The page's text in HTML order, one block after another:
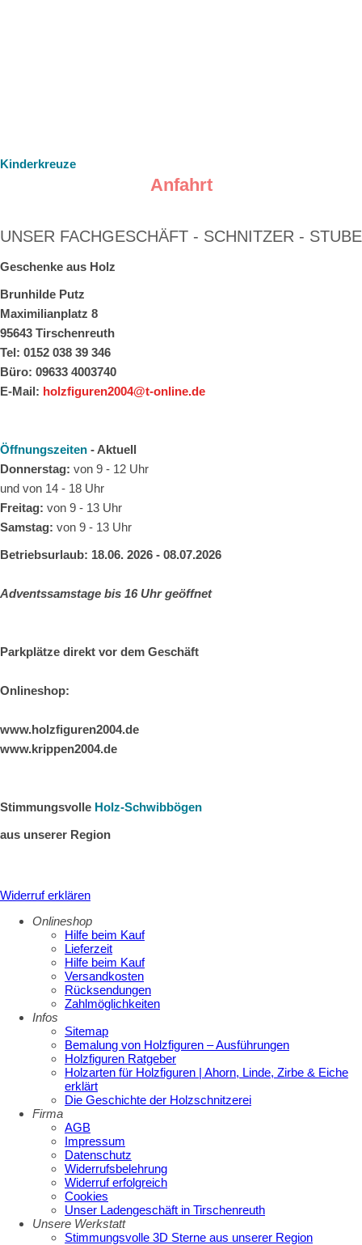
Kinderkreuze
Anfahrt
UNSER FACHGESCHÄFT - SCHNITZER - STUBE
Geschenke aus Holz
Brunhilde Putz
Maximilianplatz 8
95643 Tirschenreuth
Tel: 0152 038 39 346
Büro: 09633 4003740
E-Mail: holzfiguren2004@t-online.de
Öffnungszeiten - Aktuell
Donnerstag: von 9 - 12 Uhr
und von 14 - 18 Uhr
Freitag: von 9 - 13 Uhr
Samstag: von 9 - 13 Uhr
Betriebsurlaub: 18.06. 2026 - 08.07.2026
Adventssamstage bis 16 Uhr geöffnet
Parkplätze direkt vor dem Geschäft
Onlineshop:
www.holzfiguren2004.de
www.krippen2004.de
Stimmungsvolle Holz-Schwibbögen
aus unserer Region
Widerruf erklären
Onlineshop
Hilfe beim Kauf
Lieferzeit
Hilfe beim Kauf
Versandkosten
Rücksendungen
Zahlmöglichkeiten
Infos
Sitemap
Bemalung von Holzfiguren – Ausführungen
Holzfiguren Ratgeber
Holzarten für Holzfiguren | Ahorn, Linde, Zirbe & Eiche
erklärt
Die Geschichte der Holzschnitzerei
Firma
AGB
Impressum
Datenschutz
Widerrufsbelehrung
Widerruf erfolgreich
Cookies
Unser Ladengeschäft in Tirschenreuth
Unsere Werkstatt
Stimmungsvolle 3D Sterne aus unserer Region